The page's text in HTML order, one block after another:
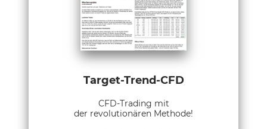
Target-Trend-CFD
CFD-Trading mit
der revolutionären Methode!